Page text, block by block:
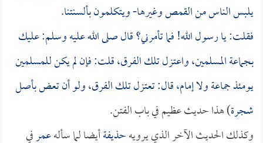
يلبس الناس من القمص وغيرها- ويتكلمون بألسنتنا.
فقلت: يا رسول الله! فما تأمرني؟ قال صلى الله عليه وسلم: عليك
بجماعة المسلمين، واعتزل تلك الفرق، قلت: فإن لم يكن للمسلمين
يومئذ جماعة ولا إمام، قال: تعتزل تلك الفرق، ولو أن تعض بأصل
شجرة) هذا حديث عظيم في باب الفتن.
وكذلك الحديث الآخر الذي يرويهحذيفةأيضا لما سألهعمرفي